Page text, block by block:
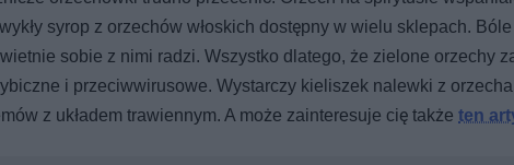
syrop z orzechów włoskich dostępny w wielu sklepach.
sobie z nimi radzi. Wszystko dlatego, że zielone orzechy
i przeciwwirusowe. Wystarczy kieliszek nalewki z
z układem trawiennym. A może zainteresuje cię także ten